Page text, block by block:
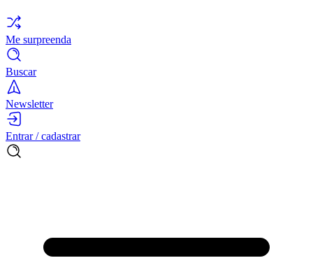
Me surpreenda
Buscar
Newsletter
Entrar / cadastrar